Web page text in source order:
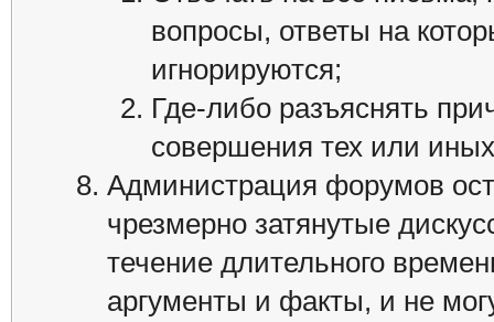
вопросы, ответы на
игнорируются;
Где-либо разъяснять
совершения тех или
Администрация форумов
чрезмерно затянутые
течение длительного
аргументы и факты, и не